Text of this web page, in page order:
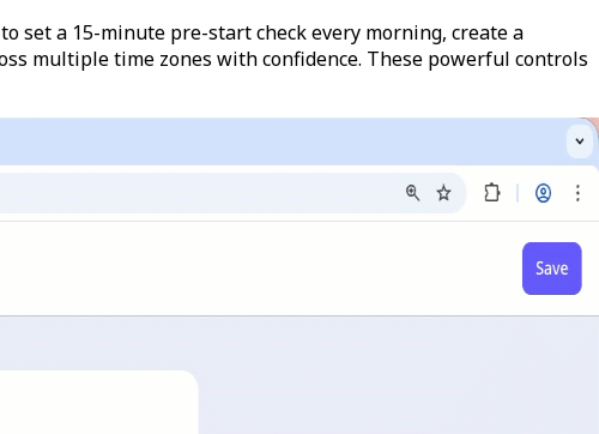
to set a 15-minute pre-start check every morning, create a
multiple time zones with confidence. These powerful controls